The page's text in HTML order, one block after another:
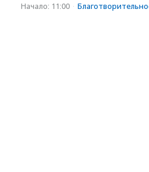
Начало: 11:00 ·